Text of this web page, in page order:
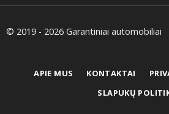
© 2019 - 2026 Garantiniai automobiliai
APIE MUS KONTAKTAI
SLAPUKŲ